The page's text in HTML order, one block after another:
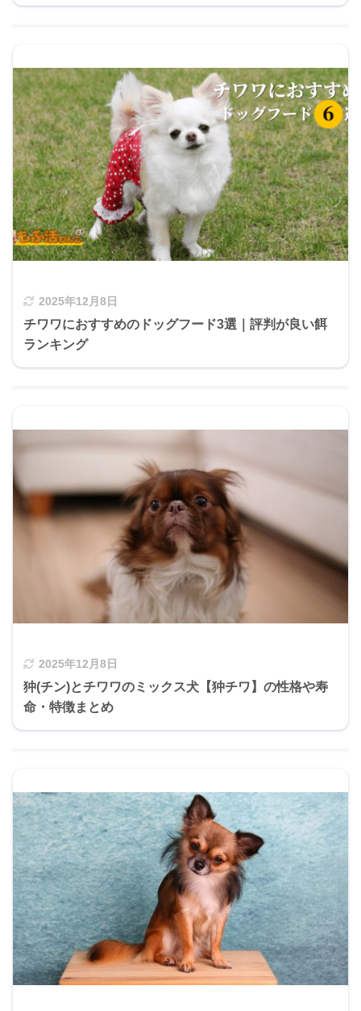
2025年12月8日
チワワにおすすめのドッグフード3選｜評判が良い餌
ランキング
2025年12月8日
狆(チン)とチワワのミックス犬【狆チワ】の性格や寿
命・特徴まとめ